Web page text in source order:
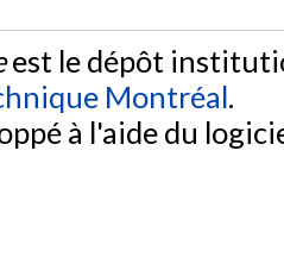
est le dépôt
Montréal.
à l'aide du